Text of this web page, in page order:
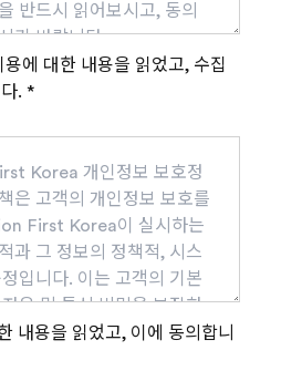
반드시 읽어보시고, 동의
니다. ----------------
인정보 항목 - 필수항
, 휴대 전화번호, 집 전화번
신 동의 등 - 자동수집항목
록 등 ----------------
보의 수집 및 이용 목적 -
따른 처리를 위한 본인식별
화번호, 집 전화번호, 주소 :
사확인, 불만처리 등 의사
로운 프로그램 또는 서비스,
정보안내, 청구서, 경품 등 물
지의 확보, 인구통계학적
에 대한 내용을 읽었고, 수집
. *
Korea 개인정보 보호정
First Korea이 실시하는
과 그 정보의 정책적, 시스
입니다. 이는 고객의 기본
유 및 통신 비밀을 보장하
유출로 인한 인권피해가
자 마련한 것입니다. EF
내용을 읽었고, 이에 동의합니